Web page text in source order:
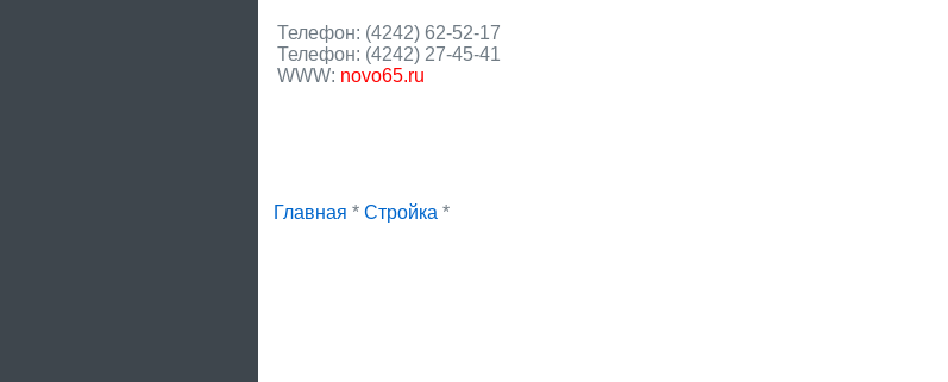
Телефон: (4242) 62-52-17
Телефон: (4242) 27-45-41
WWW: novo65.ru
Главная * Стройка *